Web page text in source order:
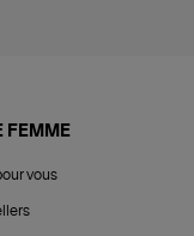
FEMME
vous